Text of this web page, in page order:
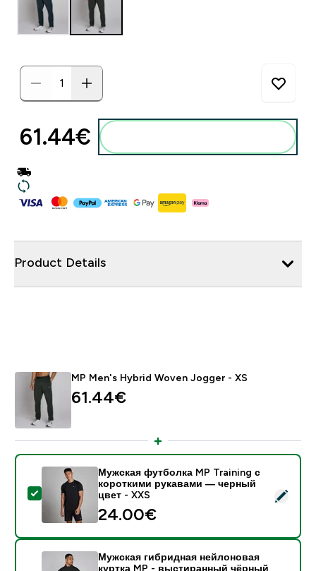
61.44€‎
Product Details
MP Men's Hybrid Woven Jogger - XS
61.44€‎
- Мужская футболка MP Training с короткими
Мужская футболка MP Training с
короткими рукавами — черный
цвет - XXS
24.00€‎
Мужская гибридная нейлоновая
куртка MP - выстиранный чёрный